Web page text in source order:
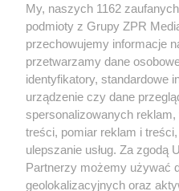
rozpowszechniany lub dalej
(w tym także elektroniczny lub
eksploatacji w jakiejkolwiek
Internecie bez pisemnej zgody
lub wykorzystanie utworów w
prawa, tzn. bez właściwej zgody,
może być ścigane prawnie.
My, naszych 1162
podmioty z Grupy ZPR
przechowujemy informacje
przetwarzamy dane
identyfikatory, standardowe
urządzenie czy dane
spersonalizowanych
treści, pomiar reklam i
ulepszanie usług. Za zgodą
Partnerzy możemy używać
geolokalizacyjnych oraz